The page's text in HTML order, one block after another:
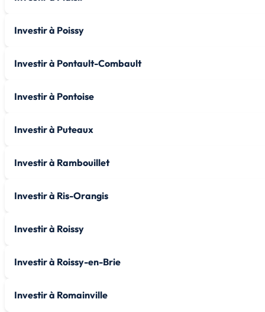
Investir à Poissy
Investir à Pontault-Combault
Investir à Pontoise
Investir à Puteaux
Investir à Rambouillet
Investir à Ris-Orangis
Investir à Roissy
Investir à Roissy-en-Brie
Investir à Romainville